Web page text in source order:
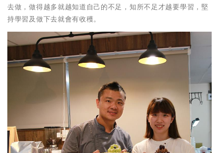
去做，做得越多就越知道自己的不足，知所不足才越要學習，堅
持學習及做下去就會有收穫。